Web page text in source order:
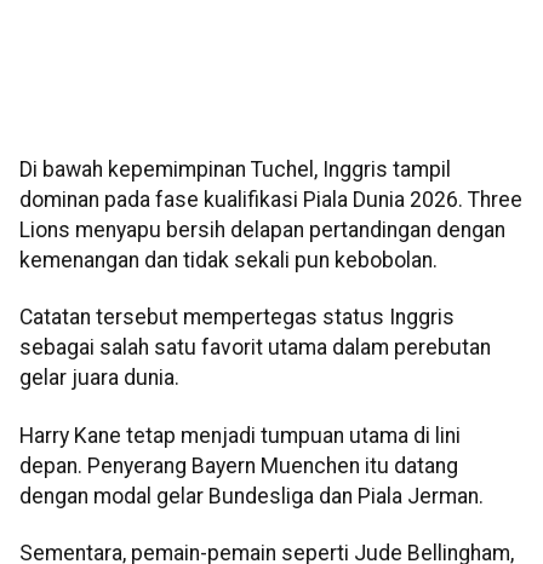
Di bawah kepemimpinan Tuchel, Inggris tampil
dominan pada fase kualifikasi Piala Dunia 2026. Three
Lions menyapu bersih delapan pertandingan dengan
kemenangan dan tidak sekali pun kebobolan.
Catatan tersebut mempertegas status Inggris
sebagai salah satu favorit utama dalam perebutan
gelar juara dunia.
Harry Kane tetap menjadi tumpuan utama di lini
depan. Penyerang Bayern Muenchen itu datang
dengan modal gelar Bundesliga dan Piala Jerman.
Sementara, pemain-pemain seperti Jude Bellingham,